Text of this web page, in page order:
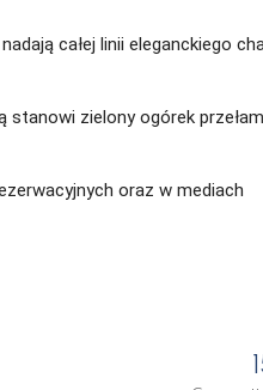
całej linii eleganckiego
stanowi zielony ogórek
oraz w mediach